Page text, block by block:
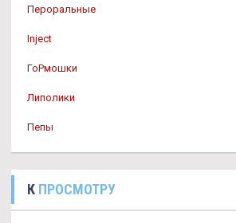
Пероральные
Inject
ГоРмошки
Липолики
Пепы
К ПРОСМОТРУ